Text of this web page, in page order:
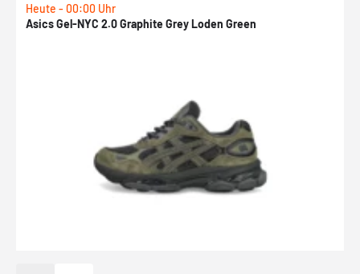
Heute - 00:00 Uhr
Asics Gel-NYC 2.0 Graphite Grey Loden Green